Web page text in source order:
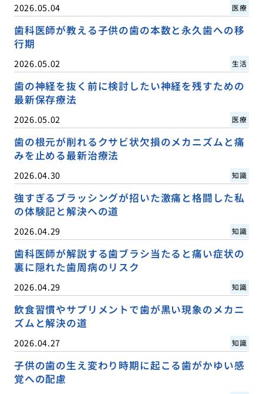
2026.05.04 医療
歯科医師が教える子供の歯の本数と永久歯への移
行期
2026.05.02 生活
歯の神経を抜く前に検討したい神経を残すための
最新保存療法
2026.05.02 医療
歯の根元が削れるクサビ状欠損のメカニズムと痛
みを止める最新治療法
2026.04.30 知識
強すぎるブラッシングが招いた激痛と格闘した私
の体験記と解決への道
2026.04.29 知識
歯科医師が解説する歯ブラシ当たると痛い症状の
裏に隠れた歯周病のリスク
2026.04.29 知識
飲食習慣やサプリメントで歯が黒い現象のメカニ
ズムと解決の道
2026.04.27 知識
子供の歯の生え変わり時期に起こる歯がかゆい感
覚への配慮